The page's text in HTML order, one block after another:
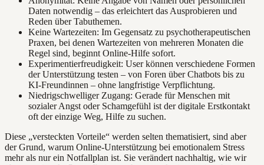
Daten notwendig – das erleichtert das Ausprobieren und
Reden über Tabuthemen.
Keine Wartezeiten: Im Gegensatz zu psychotherapeutischen
Praxen, bei denen Wartezeiten von mehreren Monaten die
Regel sind, beginnt Online-Hilfe sofort.
Experimentierfreudigkeit: User können verschiedene Formen
der Unterstützung testen – von Foren über Chatbots bis zu
KI-Freundinnen – ohne langfristige Verpflichtung.
Niedrigschwelliger Zugang: Gerade für Menschen mit
sozialer Angst oder Schamgefühl ist der digitale Erstkontakt
oft der einzige Weg, Hilfe zu suchen.
Diese „versteckten Vorteile“ werden selten thematisiert, sind aber
der Grund, warum Online-Unterstützung bei emotionalem Stress
mehr als nur ein Notfallplan ist. Sie verändert nachhaltig, wie wir